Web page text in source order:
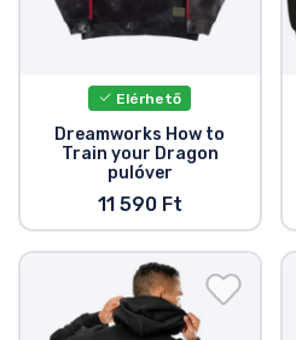
Elérhető
Dreamworks How to
Train your Dragon
pulóver
11 590 Ft